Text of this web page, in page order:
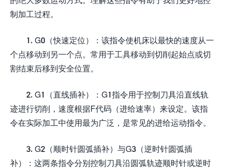
制加工过程。
1. G0（快速定位）：该指令使机床以最快的速度从一
个点移动到另一个点。常用于工具移动到切削起始点或切
割结束后移到安全位置。
2. G1（直线插补）：G1指令用于控制刀具沿直线轨
迹进行切削，速度根据F代码（进给速率）来设定。该指
令在实际加工中使用最为广泛，是常见的进给运动指令。
3. G2（顺时针圆弧插补）与G3（逆时针圆弧插
补）：这两条指令分别控制刀具沿圆弧轨迹顺时针或逆时